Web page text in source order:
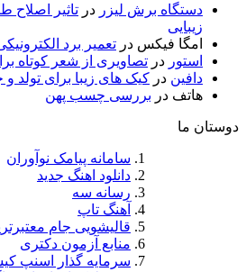
دستگاه برش لیزر در تاثیر اصلاح
زیبایی
امگا فیکس در تعمیر برد
استور در تصاویری از شعر کوتاه
دافین در کیک های زیبا برای تولد
هاتف در بررسی چسب پهن
دوستان ما
سامانه پیامک نوآوران
دانلود اهنگ جدید
رسانه سه
آهنگ تاپ
قالیشویی جام
منابع آزمون دکتری
سرمایه گذار اسنپ